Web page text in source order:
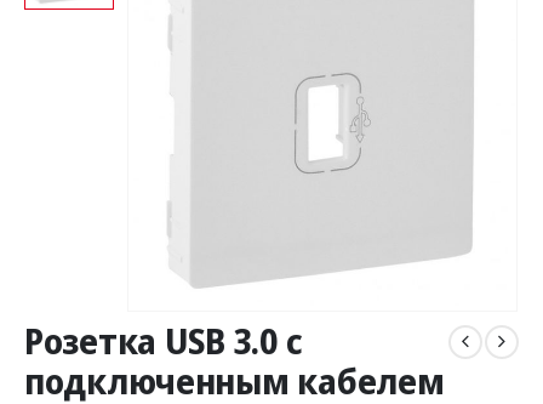
Розетка USB 3.0 с
подключенным кабелем